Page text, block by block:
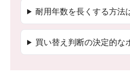
耐用年数を長くする方法
買い替え判断の決定的な